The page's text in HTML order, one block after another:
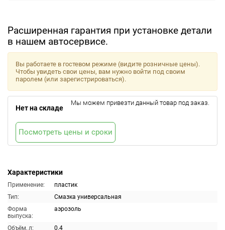
Расширенная гарантия при установке детали
в нашем автосервисе.
Характеристики
Применение:
пластик
Тип:
Смазка универсальная
Форма
выпуска:
аэрозоль
Объём, л:
0.4
Вы работаете в гостевом режиме (видите розничные цены).
Чтобы увидеть свои цены, вам нужно войти под своим
паролем (или зарегистрироваться).
Нет на складе
Мы можем привезти данный товар под заказ.
Посмотреть цены и сроки